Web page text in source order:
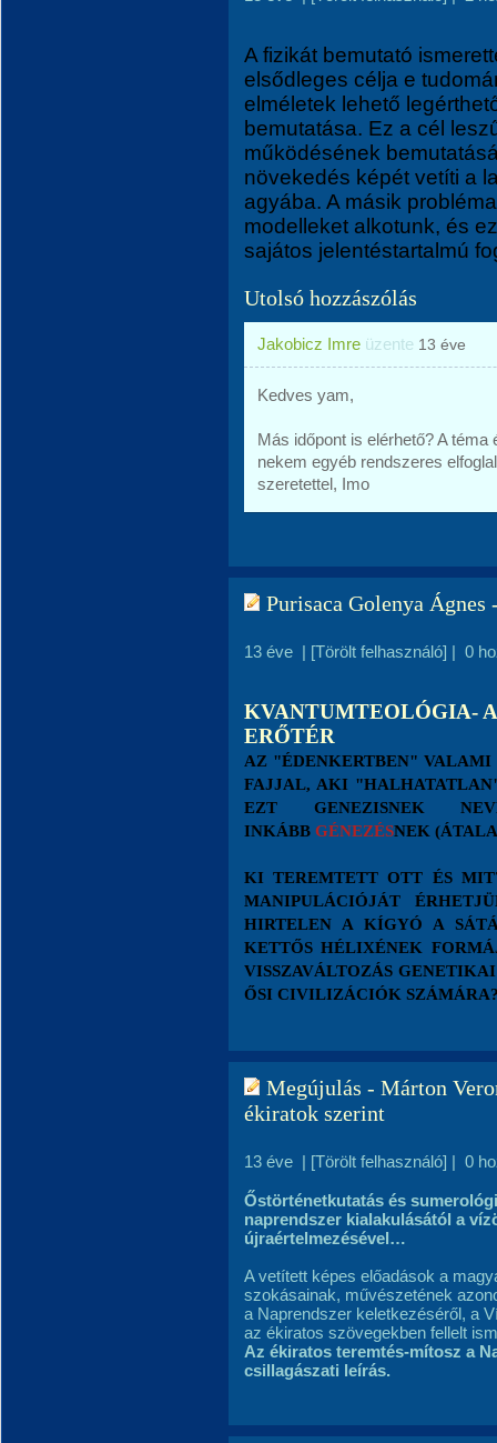
A fizikát bemutató
elsődleges célja e
elméletek lehető
bemutatása. Ez a cél
működésének
növekedés képét vetíti a
agyába. A másik
modelleket alkotunk, és
sajátos jelentéstartalmú
Utolsó hozzászólás
Jakobicz Imre üzente 13 éve
Kedves yam,
Más időpont is elérhető? A
nekem egyéb rendszeres
szeretettel, Imo
Purisaca Golenya
13 éve | [Törölt felhasználó] | 0
KVANTUMTEOLÓGIA-
ERŐTÉR
AZ "ÉDENKERTBEN"
FAJJAL, AKI
EZT GENEZISNEK
INKÁBB GÉNEZÉSNEK
KI TEREMTETT OTT ÉS
MANIPULÁCIÓJÁT
HIRTELEN A KÍGYÓ A
KETTŐS HÉLIXÉNEK
VISSZAVÁLTOZÁS
ŐSI CIVILIZÁCIÓK
Megújulás - Márton
ékiratok szerint
13 éve | [Törölt felhasználó] | 0
Őstörténetkutatás és
naprendszer kialakulásától a
újraértelmezésével…
A vetített képes előadások a
szokásainak, művészetének
a Naprendszer keletkezéséről, a
az ékiratos szövegekben fellelt
Az ékiratos teremtés-mítosz a
csillagászati leírás.